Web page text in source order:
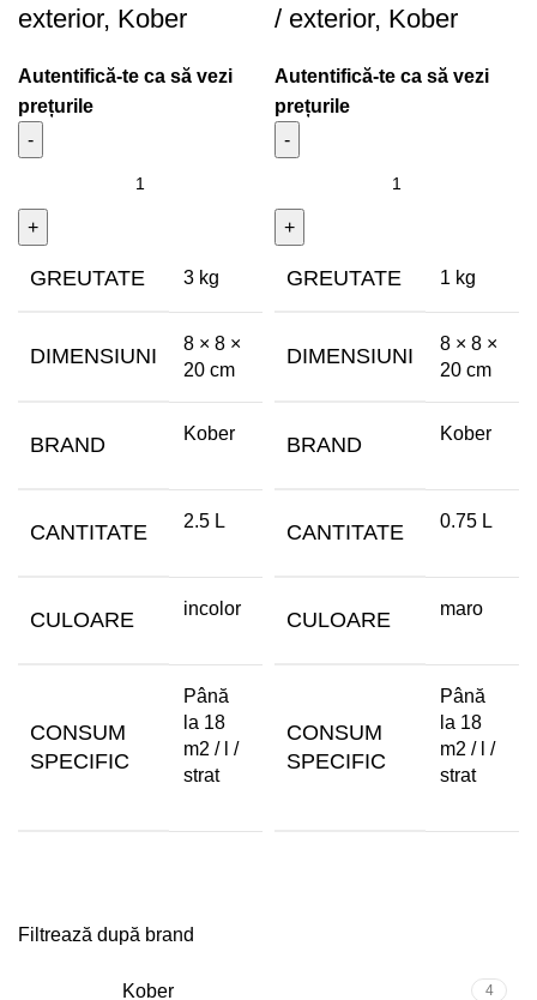
Filtrează după brand
Kober 4
exterior, Kober
Autentifică-te ca să vezi
prețurile
GREUTATE 3 kg
DIMENSIUNI
8 × 8 ×
20 cm
BRAND Kober
CANTITATE 2.5 L
CULOARE incolor
CONSUM
SPECIFIC
Până
la 18
m2 / l /
strat
/ exterior, Kober
Autentifică-te ca să vezi
prețurile
GREUTATE 1 kg
DIMENSIUNI
8 × 8 ×
20 cm
BRAND Kober
CANTITATE 0.75 L
CULOARE maro
CONSUM
SPECIFIC
Până
la 18
m2 / l /
strat